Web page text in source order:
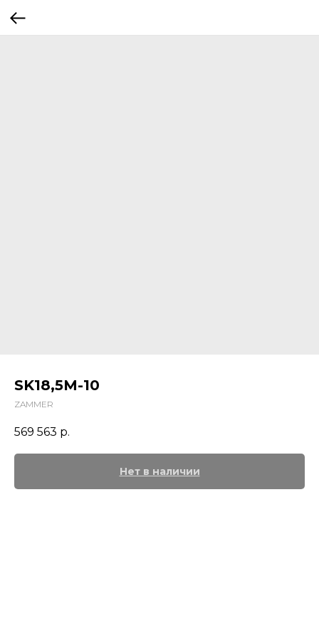
SK18,5M-10
ZAMMER
569 563 р.
Нет в наличии